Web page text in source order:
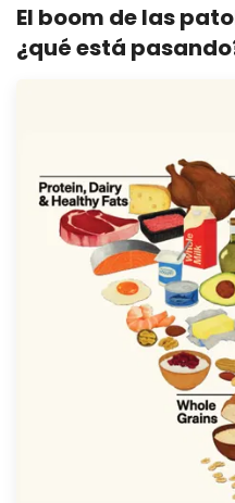
El boom de las
¿qué está